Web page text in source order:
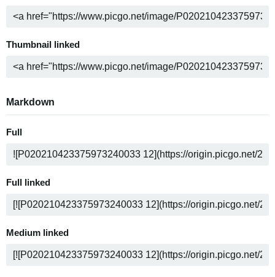
Thumbnail linked
Markdown
Full
Full linked
Medium linked